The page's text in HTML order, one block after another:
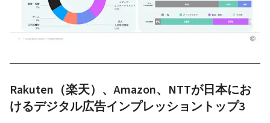
Rakuten（楽天）、Amazon、NTTが日本にお
けるデジタル広告インプレッショントップ3